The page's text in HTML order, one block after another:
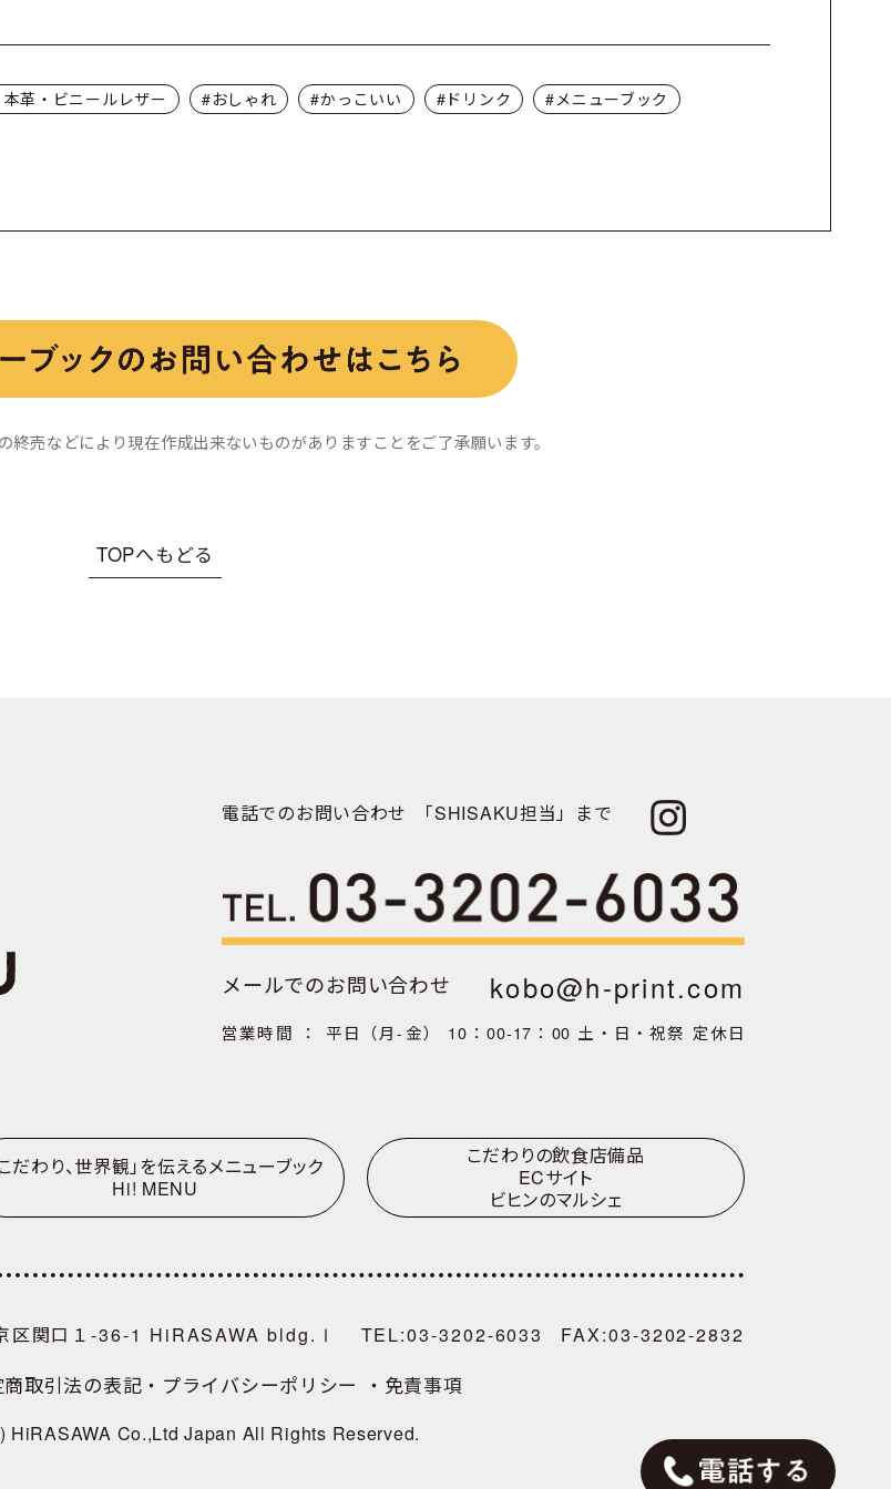
革・ビニールレザー #おしゃれ #かっこいい #ドリンク
#メニューブック
終売などにより現在作成出来ないものがありますことをご了承願います。
TOPへもどる
電話でのお問い合わせ 「SHISAKU担当」まで
メールでのお問い合わせ kobo@h-print.com
営業時間 ： 平日（月‐金） 10：00‐17：00 土・日・祝祭 定休日
こだわり、世界観」を伝えるメニューブック
Hi! MENU
こだわりの飲食店備品
ECサイト
ビヒンのマルシェ
区関口１-36-1 HiRASAWA bldg.Ⅰ TEL:03-3202-6033 FAX:03-3202-2832
商取引法の表記 ・プライバシーポリシー ・免責事項
HiRASAWA Co.,Ltd Japan All Rights Reserved.